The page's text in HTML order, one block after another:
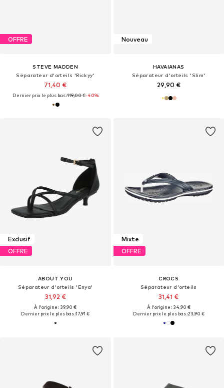
OFFRE
STEVE MADDEN
Séparateur d'orteils 'Rickyy'
71,40 €
Dernier prix le plus bas :119,00 €-40%
Nouveau
HAVAIANAS
Séparateur d'orteils 'Slim'
29,90 €
Exclusif
OFFRE
ABOUT YOU
Séparateur d'orteils 'Enya'
31,92 €
À l'origine : 39,90 €
Dernier prix le plus bas :17,91 €
Mixte
OFFRE
CROCS
Séparateur d'orteils
31,41 €
À l'origine : 34,90 €
Dernier prix le plus bas :23,90 €